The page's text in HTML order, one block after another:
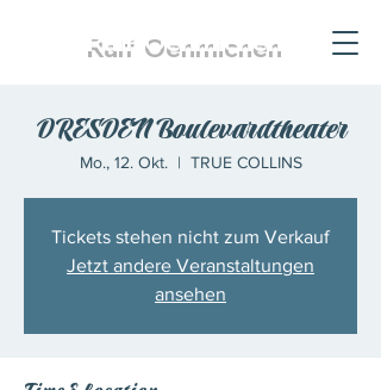
Ralf Oehmichen
DRESDEN Boulevardtheater
Mo., 12. Okt.
  |
TRUE COLLINS
Tickets stehen nicht zum Verkauf
Jetzt andere Veranstaltungen
ansehen